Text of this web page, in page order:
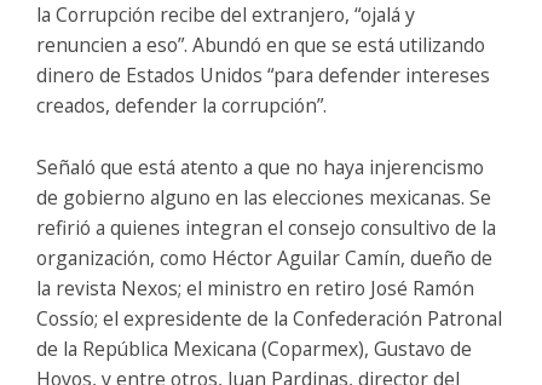
la Corrupción recibe del extranjero, “ojalá y
renuncien a eso”. Abundó en que se está utilizando
dinero de Estados Unidos “para defender intereses
creados, defender la corrupción”.
Señaló que está atento a que no haya injerencismo
de gobierno alguno en las elecciones mexicanas. Se
refirió a quienes integran el consejo consultivo de la
organización, como Héctor Aguilar Camín, dueño de
la revista Nexos; el ministro en retiro José Ramón
Cossío; el expresidente de la Confederación Patronal
de la República Mexicana (Coparmex), Gustavo de
Hoyos, y entre otros, Juan Pardinas, director del